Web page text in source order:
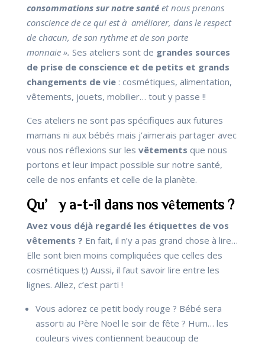
consommations sur notre santéet nous prenons
conscience de ce qui est à améliorer, dans le respect
de chacun, de son rythme et de son porte
monnaie ». Ses ateliers sont de grandes sources
de prise de conscience et de petits et grands
changements de vie : cosmétiques, alimentation,
vêtements, jouets, mobilier… tout y passe !!
Ces ateliers ne sont pas spécifiques aux futures
mamans ni aux bébés mais j’aimerais partager avec
vous nos réflexions sur les vêtements que nous
portons et leur impact possible sur notre santé,
celle de nos enfants et celle de la planète.
Qu’y a-t-il dans nos vêtements ?
Avez vous déjà regardé les étiquettes de vos
vêtements ? En fait, il n’y a pas grand chose à lire…
Elle sont bien moins compliquées que celles des
cosmétiques !;) Aussi, il faut savoir lire entre les
lignes. Allez, c’est parti !
Vous adorez ce petit body rouge ? Bébé sera
assorti au Père Noël le soir de fête ? Hum… les
couleurs vives contiennent beaucoup de